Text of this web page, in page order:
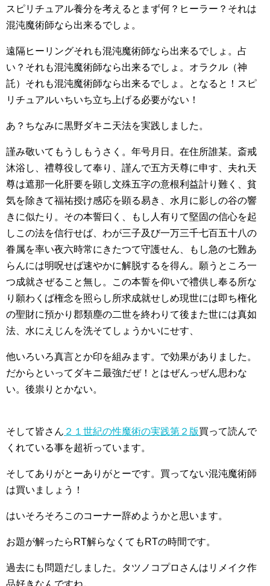
スピリチュアル養分を考えるとまず何？ヒーラー？それは
混沌魔術師なら出来るでしょ。
遠隔ヒーリングそれも混沌魔術師なら出来るでしょ。占
い？それも混沌魔術師なら出来るでしょ。オラクル（神
託）それも混沌魔術師なら出来るでしょ。となると！スピ
リチュアルいちいち立ち上げる必要がない！
あ？ちなみに黒野ダキニ天法を実践しました。
謹み敬いてもうしもうさく。年号月日。在住所誰某。斎戒
沐浴し、禮尊役して奉り、謹んで五方天尊に申す、夫れ天
尊は遮那一化肝要を顕し文殊五字の意根利益計り難く、貧
気を除きて福祐授け感応を顕る易き、水月に影しの谷の響
きに似たり。その本誓曰く、もし人有りて堅固の信心を起
しこの法を信行せば、わが三子及び一万三千七百五十八の
眷属を率い夜六時常にきたつて守護せん、もし急の七難あ
らんには明呪せば速やかに解脱するを得ん。願うところ一
つ成就さぜること無し。この本誓を仰いで禮供し奉る所な
り願わくば権念を照らし所求成就せしめ現世には即ち権化
の聖財に預かり郡類塵の二世を終わりて後また世には真如
法、水にえじんを洗そてしょうかいにせす、
他いろいろ真言とか印を組みます。で効果がありました。
だからといってダキニ最強だぜ！とはぜんっぜん思わな
い。後祟りとかない。
そして皆さん ２１世紀の性魔術の実践第２版買って読んで
くれている事を超祈っています。
そしてありがとーありがとーです。買ってない混沌魔術師
は買いましょう！
はいそろそろこのコーナー辞めようかと思います。
お題が解ったらRT解らなくてもRTの時間です。
過去にも問題だしました。タツノコプロさんはリメイク作
品好きなんですね。